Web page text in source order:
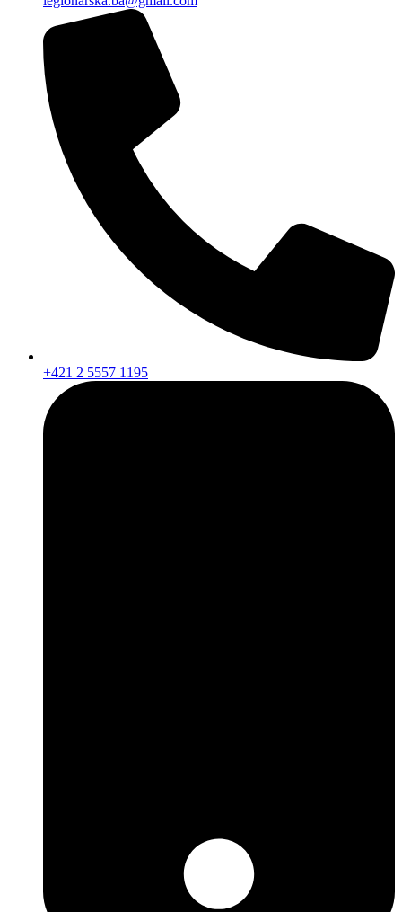
+421 2 5557 1195